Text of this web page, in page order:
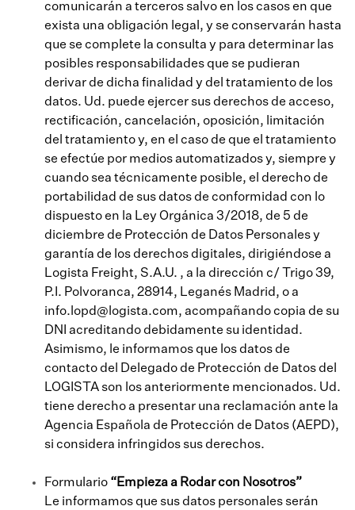
comunicarán a terceros salvo en los casos en que
exista una obligación legal, y se conservarán hasta
que se complete la consulta y para determinar las
posibles responsabilidades que se pudieran
derivar de dicha finalidad y del tratamiento de los
datos. Ud. puede ejercer sus derechos de acceso,
rectificación, cancelación, oposición, limitación
del tratamiento y, en el caso de que el tratamiento
se efectúe por medios automatizados y, siempre y
cuando sea técnicamente posible, el derecho de
portabilidad de sus datos de conformidad con lo
dispuesto en la Ley Orgánica 3/2018, de 5 de
diciembre de Protección de Datos Personales y
garantía de los derechos digitales, dirigiéndose a
Logista Freight, S.A.U. , a la dirección c/ Trigo 39,
P.I. Polvoranca, 28914, Leganés Madrid, o a
info.lopd@logista.com, acompañando copia de su
DNI acreditando debidamente su identidad.
Asimismo, le informamos que los datos de
contacto del Delegado de Protección de Datos del
LOGISTA son los anteriormente mencionados. Ud.
tiene derecho a presentar una reclamación ante la
Agencia Española de Protección de Datos (AEPD),
si considera infringidos sus derechos.
Formulario “Empieza a Rodar con Nosotros”
Le informamos que sus datos personales serán